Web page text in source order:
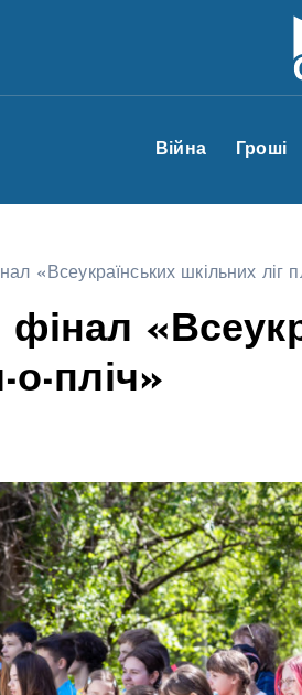
Війна Гроші
«Всеукраїнських шкільних ліг
о-пліч»